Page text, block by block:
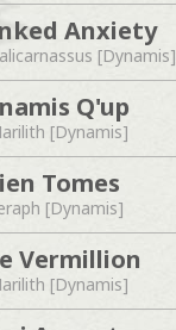
Anxiety
[Dynamis]
Q'up
[Dynamis]
Tomes
[Dynamis]
Vermillion
[Dynamis]